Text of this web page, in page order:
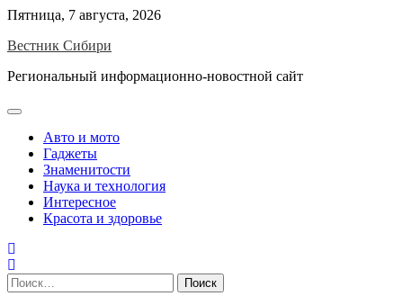
Skip
content
Пятница, 7 августа, 2026
Вестник Сибири
Региональный информационно-новостной сайт
Авто и мото
Гаджеты
Знаменитости
Наука и технология
Интересное
Красота и здоровье
Найти: